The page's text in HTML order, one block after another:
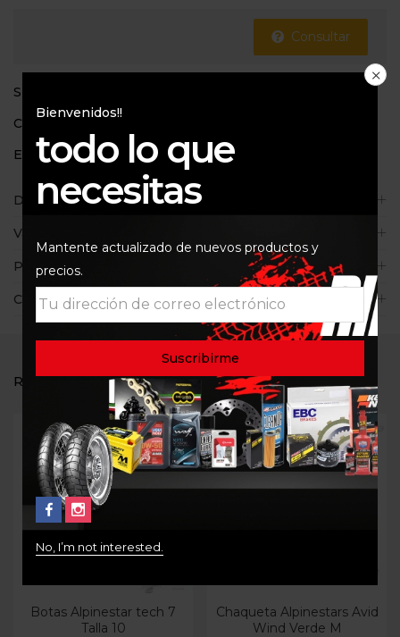
Consultar
SKU:
Categoría:
Etiqueta: Alpinestar
Descripción
Valoraciones (0)
Políticas de la tienda
Consultas
RELATED PRODUCTS
Out Of Stock
Botas Alpinestar tech 7
Talla 10
Chaqueta Alpinestars Avid
Wind Verde M
Bienvenidos!!
todo lo que
necesitas
Mantente actualizado de nuevos productos y
precios.
No, I’m not interested.